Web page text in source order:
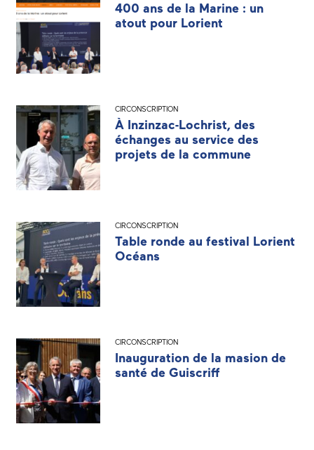
400 ans de la Marine : un
atout pour Lorient
CIRCONSCRIPTION
À Inzinzac-Lochrist, des
échanges au service des
projets de la commune
CIRCONSCRIPTION
Table ronde au festival Lorient
Océans
CIRCONSCRIPTION
Inauguration de la masion de
santé de Guiscriff